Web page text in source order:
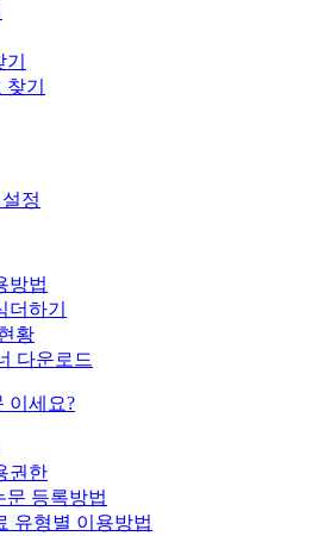
기
정
방법
더하기
황
다운로드
이세요?
권한
문 등록방법
유형별 이용방법